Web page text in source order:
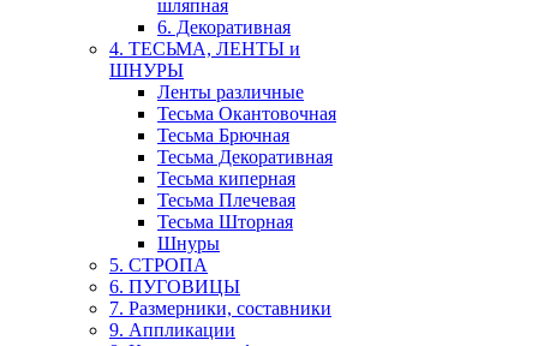
шляпная
6. Декоративная
4. ТЕСЬМА, ЛЕНТЫ и
ШНУРЫ
Ленты различные
Тесьма Окантовочная
Тесьма Брючная
Тесьма Декоративная
Тесьма киперная
Тесьма Плечевая
Тесьма Шторная
Шнуры
5. СТРОПА
6. ПУГОВИЦЫ
7. Размерники, составники
9. Аппликации